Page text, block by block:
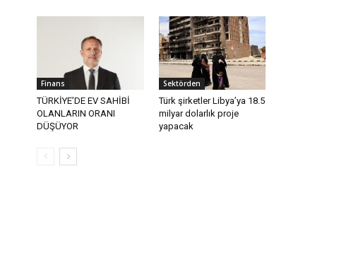
Finans
TÜRKİYE’DE EV SAHİBİ
OLANLARIN ORANI
DÜŞÜYOR
Sektörden
Türk şirketler Libya’ya 18.5
milyar dolarlık proje
yapacak